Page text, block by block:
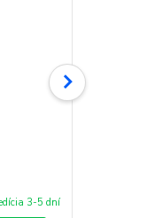
3-5 dní